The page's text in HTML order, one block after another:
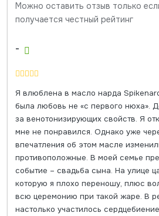
Можно оставить отзыв только
получается честный рейтинг
-
Я влюблена в масло нарда
была любовь не «с первого нюха».
за венотонизирующих свойств. Я
мне не понравился. Однако уже
впечатления об этом масле
противоположные. В моей семье
событие – свадьба сына. На улице
которую я плохо переношу, плюс
всю церемонию при такой жаре. В
настолько участилось